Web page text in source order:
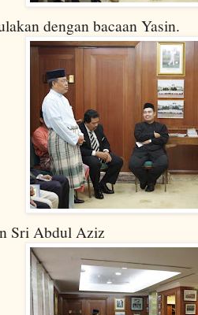
dengan bacaan Yasin.
Sri Abdul Aziz